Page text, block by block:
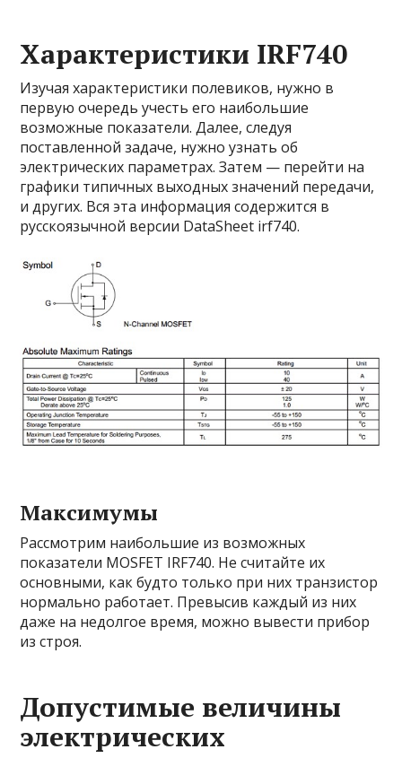
Характеристики IRF740
Изучая характеристики полевиков, нужно в
первую очередь учесть его наибольшие
возможные показатели. Далее, следуя
поставленной задаче, нужно узнать об
электрических параметрах. Затем — перейти на
графики типичных выходных значений передачи,
и других. Вся эта информация содержится в
русскоязычной версии DataSheet irf740.
Максимумы
Рассмотрим наибольшие из возможных
показатели MOSFET IRF740. Не считайте их
основными, как будто только при них транзистор
нормально работает. Превысив каждый из них
даже на недолгое время, можно вывести прибор
из строя.
Допустимые величины
электрических